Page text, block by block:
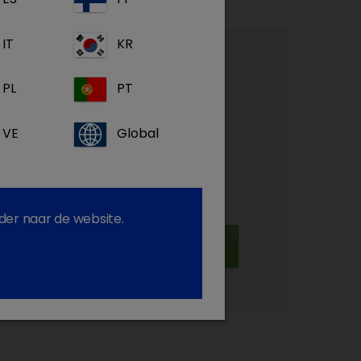
te krijgen
en ziektespecifieke informatie
ons GRATIS e-learning platform
IT KR
PL PT
VE Global
naar de website.